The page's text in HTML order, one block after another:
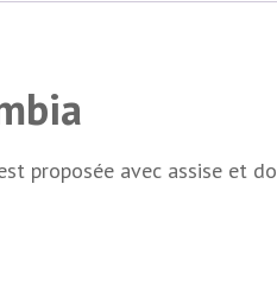
proposée avec assise et